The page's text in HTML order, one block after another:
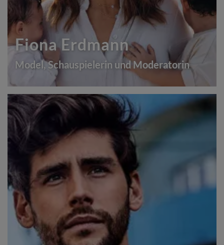
Fiona Erdmann
Model, Schauspielerin und Moderatorin